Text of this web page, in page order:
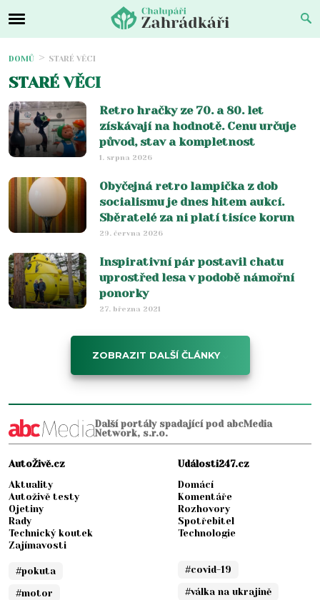
DOMŮ STARÉ VĚCI
STARÉ VĚCI
Retro hračky ze 70. a 80. let
získávají na hodnotě. Cenu určuje
původ, stav a kompletnost
1. srpna 2026
Obyčejná retro lampička z dob
socialismu je dnes hitem aukcí.
Sběratelé za ni platí tisíce korun
29. června 2026
Inspirativní pár postavil chatu
uprostřed lesa v podobě námořní
ponorky
27. března 2021
ZOBRAZIT DALŠÍ ČLÁNKY
Další portály spadající pod abcMedia
Network, s.r.o.
AutoŽivě.cz
Aktuality
Autoživě testy
Ojetiny
Rady
Technický koutek
Zajímavosti
#pokuta
#motor
Události247.cz
Domácí
Komentáře
Rozhovory
Spotřebitel
Technologie
#covid-19
#válka na ukrajině